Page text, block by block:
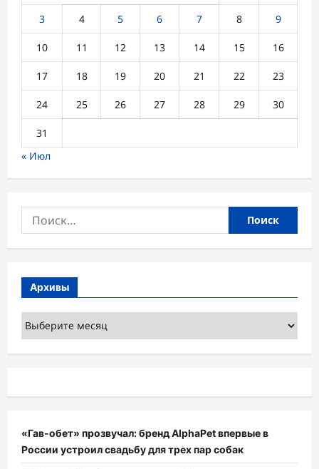
3 4 5 6 7 8 9
10 11 12 13 14 15 16
17 18 19 20 21 22 23
24 25 26 27 28 29 30
31
« Июл
Найти:
Архивы
Архивы
«Гав-обет» прозвучал: бренд AlphaPet впервые в
России устроил свадьбу для трех пар собак